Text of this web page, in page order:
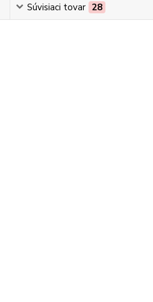
Súvisiaci tovar 28